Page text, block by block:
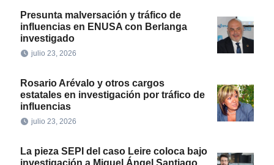
Presunta malversación y tráfico de
influencias en ENUSA con Berlanga
investigado
julio 23, 2026
Rosario Arévalo y otros cargos
estatales en investigación por tráfico de
influencias
julio 23, 2026
La pieza SEPI del caso Leire coloca bajo
investigación a Miguel Ángel Santiago